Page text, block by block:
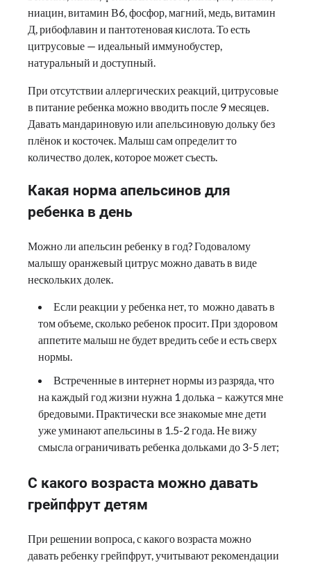
ниацин, витамин В6, фосфор, магний, медь, витамин
Д, рибофлавин и пантотеновая кислота. То есть
цитрусовые — идеальный иммунобустер,
натуральный и доступный.
При отсутствии аллергических реакций, цитрусовые
в питание ребенка можно вводить после 9 месяцев.
Давать мандариновую или апельсиновую дольку без
плёнок и косточек. Малыш сам определит то
количество долек, которое может съесть.
Какая норма апельсинов для
ребенка в день
Можно ли апельсин ребенку в год? Годовалому
малышу оранжевый цитрус можно давать в виде
нескольких долек.
Если реакции у ребенка нет, то можно давать в
том объеме, сколько ребенок просит. При здоровом
аппетите малыш не будет вредить себе и есть сверх
нормы.
Встреченные в интернет нормы из разряда, что
на каждый год жизни нужна 1 долька – кажутся мне
бредовыми. Практически все знакомые мне дети
уже уминают апельсины в 1.5-2 года. Не вижу
смысла ограничивать ребенка дольками до 3-5 лет;
С какого возраста можно давать
грейпфрут детям
При решении вопроса, с какого возраста можно
давать ребенку грейпфрут, учитывают рекомендации